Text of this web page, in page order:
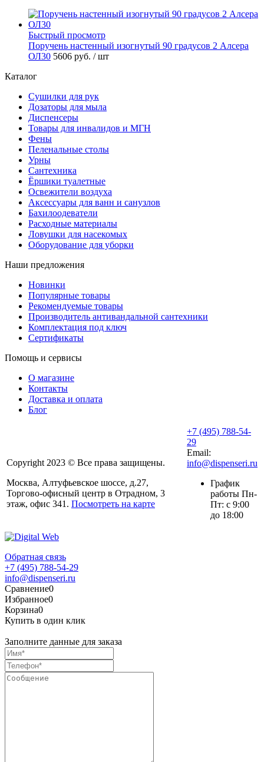
Быстрый просмотр
Поручень настенный изогнутый 90 градусов 2 Алсера
ОЛ30 5606 руб. / шт
Каталог
Сушилки для рук
Дозаторы для мыла
Диспенсеры
Товары для инвалидов и МГН
Фены
Пеленальные столы
Урны
Сантехника
Ёршики туалетные
Освежители воздуха
Аксессуары для ванн и санузлов
Бахилоодеватели
Расходные материалы
Ловушки для насекомых
Оборудование для уборки
Наши предложения
Новинки
Популярные товары
Рекомендуемые товары
Производитель антивандальной сантехники
Комплектация под ключ
Сертификаты
Помощь и сервисы
О магазине
Контакты
Доставка и оплата
Блог
Copyright 2023 © Все права защищены.
Москва, Алтуфьевское шоссе, д.27,
Торгово-офисный центр в Отрадном, 3
этаж, офис 341. Посмотреть на карте
+7 (495) 788-54-
29
Email:
info@dispenseri.ru
График
работы Пн-
Пт: с 9:00
до 18:00
Обратная связь
+7 (495) 788-54-29
info@dispenseri.ru
Сравнение0
Избранное0
Корзина0
Купить в один клик
Заполните данные для заказа